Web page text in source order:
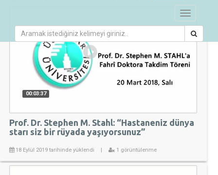
Toggle
navigation
00:03:37
Prof. Dr. Stephen M. Stahl: “Hastaneniz dünya
starı siz bir rüyada yaşıyorsunuz”
18 Eylül 2019 tarihinde yüklendi 1 görüntülenme